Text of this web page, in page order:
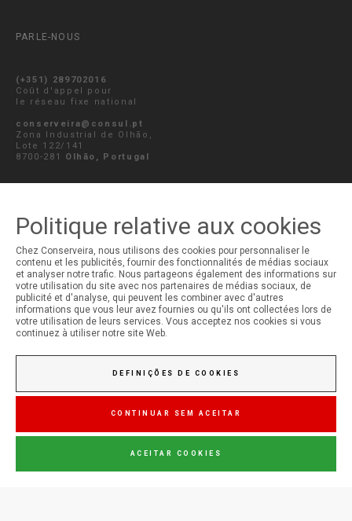
PARLE-NOUS
(+351) 289702016
Coût d'appel pour
le réseau fixe national
conserveira@consul.pt
Zona Industrial de Olhão,
Lote 122/141
8700-281 Olhão, Portugal
MON COMPTE
Ouverture de Session
Inscription
Politique relative aux cookies
Chez Conserveira, nous utilisons des cookies pour personnaliser le
contenu et les publicités, fournir des fonctionnalités de médias sociaux
et analyser notre trafic. Nous partageons également des informations sur
votre utilisation du site avec nos partenaires de médias sociaux, de
publicité et d'analyse, qui peuvent les combiner avec d'autres
informations que vous leur avez fournies ou qu'ils ont collectées lors de
votre utilisation de leurs services. Vous acceptez nos cookies si vous
continuez à utiliser notre site Web.
DEFINIÇÕES DE COOKIES
CONTINUAR SEM ACEITAR
ACEITAR COOKIES